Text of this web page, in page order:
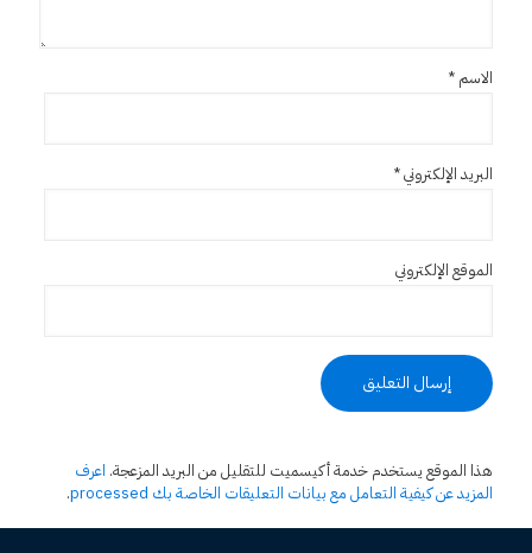
الاسم *
البريد الإلكتروني*
الموقع الإلكتروني
هذا الموقع يستخدم خدمة أكيسميت للتقليل من البريد المزعجة. اعرف
المزيد عن كيفية التعامل مع بيانات التعليقات الخاصة بك processed
.